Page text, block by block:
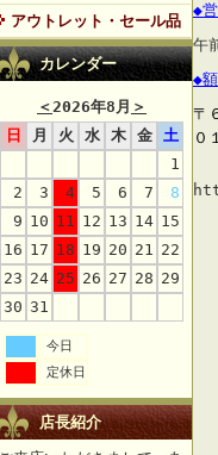
アウトレット・セール品
カレンダー
＜2026年8月 ＞
日
月 火 水 木 金
土
1
2
3 4 5 6 7
8
9 10 11 12 13 14 15
16 17 18 19 20 21 22
23 24 25 26 27 28 29
30 31
今日
定休日
店長紹介
◆
午
◆
〒
０